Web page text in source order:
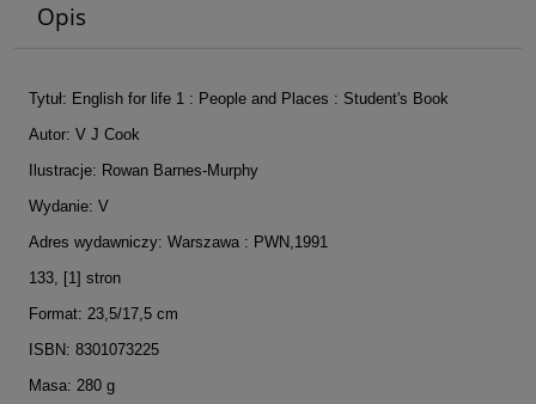
Opis
Tytuł: English for life 1 : People and Places : Student's Book
Autor: V J Cook
Ilustracje: Rowan Barnes-Murphy
Wydanie: V
Adres wydawniczy: Warszawa : PWN,1991
133, [1] stron
Format: 23,5/17,5 cm
ISBN: 8301073225
Masa: 280 g